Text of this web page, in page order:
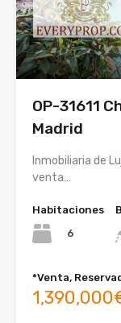
OP-31611
Madrid
Inmobiliaria de
venta…
Habitaciones
6
*Venta,